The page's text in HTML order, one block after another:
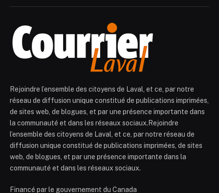
Rejoindre l’ensemble des citoyens de Laval, et ce, par notre
réseau de diffusion unique constitué de publications imprimées,
de sites web, de blogues, et par une présence importante dans
la communauté et dans les réseaux sociaux.Rejoindre
l’ensemble des citoyens de Laval, et ce, par notre réseau de
diffusion unique constitué de publications imprimées, de sites
web, de blogues, et par une présence importante dans la
communauté et dans les réseaux sociaux.
Financé par le gouvernement du Canada